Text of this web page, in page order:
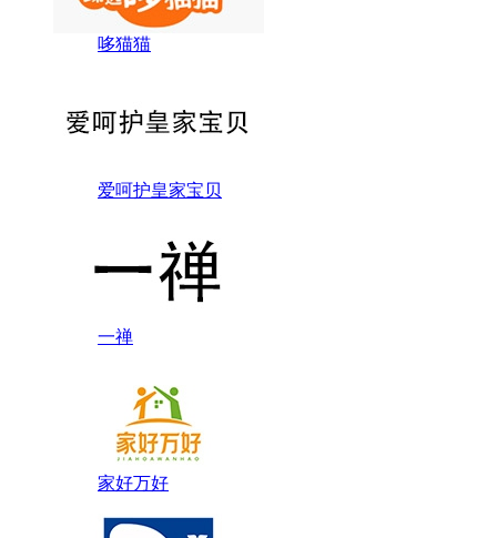
哆猫猫
爱呵护皇家宝贝
一禅
家好万好